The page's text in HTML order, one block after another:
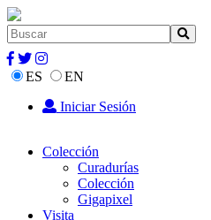
ES
EN
Iniciar Sesión
Colección
Curadurías
Colección
Gigapixel
Visita